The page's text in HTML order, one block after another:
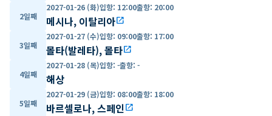
2일째
2027-01-26 (화)입항: 12:00출항: 20:00
메시나, 이탈리아open_in_new
3일째
2027-01-27 (수)입항: 09:00출항: 17:00
몰타(발레타), 몰타open_in_new
4일째
2027-01-28 (목)입항: -출항: -
해상
5일째
2027-01-29 (금)입항: 08:00출항: 18:00
바르셀로나, 스페인open_in_new